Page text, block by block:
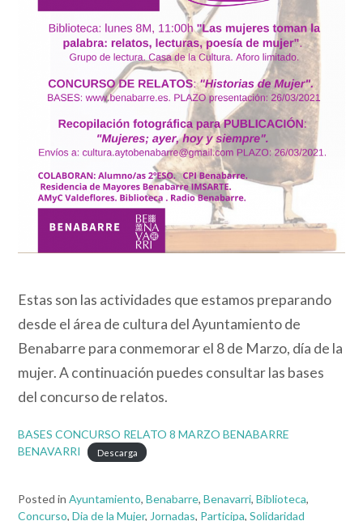
Estas son las actividades que estamos preparando
desde el área de cultura del Ayuntamiento de
Benabarre para conmemorar el 8 de Marzo, día de la
mujer. A continuación puedes consultar las bases
del concurso de relatos.
BASES CONCURSO RELATO 8 MARZO BENABARRE
BENAVARRI
Descarga
Posted in Ayuntamiento, Benabarre, Benavarri, Biblioteca,
Concurso, Dia de la Mujer, Jornadas, Participa, Solidaridad